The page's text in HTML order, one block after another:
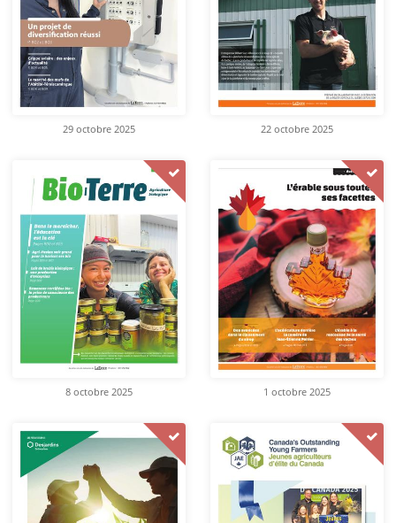
29 octobre 2025 22 octobre 2025
8 octobre 2025 1 octobre 2025